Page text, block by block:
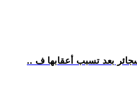
بعد تسبب أعقابها ف